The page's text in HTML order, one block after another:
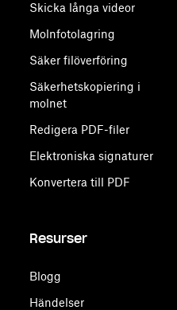
Skicka långa videor
Molnfotolagring
Säker filöverföring
Säkerhetskopiering i
molnet
Redigera PDF-filer
Elektroniska signaturer
Konvertera till PDF
Resurser
Blogg
Händelser